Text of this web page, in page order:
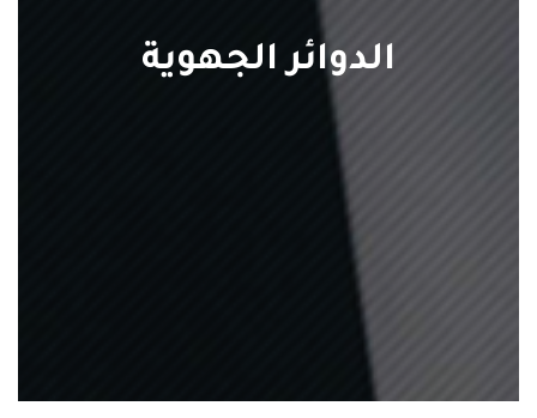
الدوائر الجهوية